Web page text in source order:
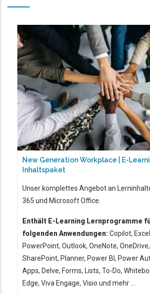
New Generation Workplace | E-
Inhaltspaket
Unser komplettes Angebot an
365 und Microsoft Office.
Enthält E-Learning Lernprogramme
folgenden Anwendungen: Copilot,
PowerPoint, Outlook, OneNote,
SharePoint, Planner, Power BI, Power
Apps, Delve, Forms, Lists, To-Do,
Edge, Viva Engage, Visio und mehr ...